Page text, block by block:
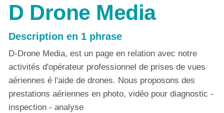
D Drone Media
Description en 1 phrase
D-Drone Media, est un page en relation avec notre
activités d'opérateur professionnel de prises de vues
aériennes é l'aide de drones. Nous proposons des
prestations aériennes en photo, vidéo pour diagnostic -
inspection - analyse